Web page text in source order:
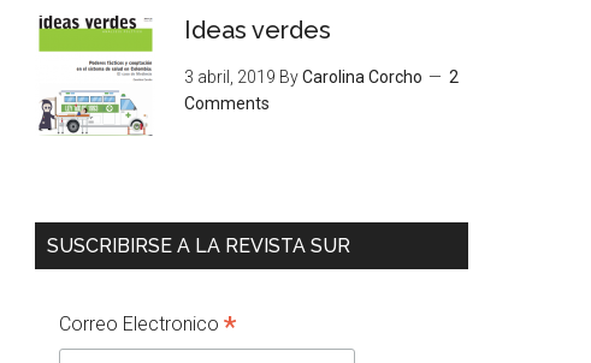
Ideas verdes
3 abril, 2019 ByCarolina Corcho
2
Comments
SUSCRIBIRSE A LA REVISTA SUR
Correo Electronico *